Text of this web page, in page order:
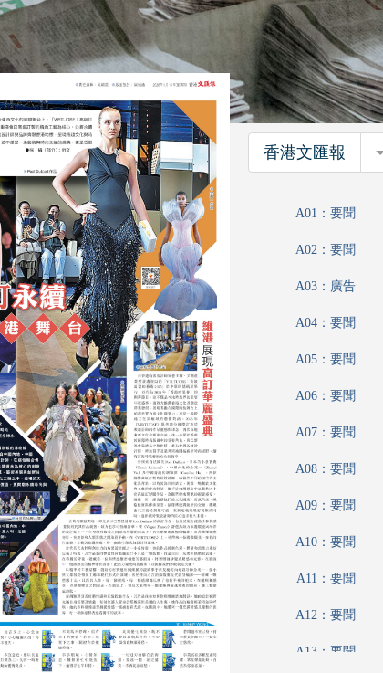
香港文匯報
A01：要聞
A02：要聞
A03：廣告
A04：要聞
A05：要聞
A06：要聞
A07：要聞
A08：要聞
A09：要聞
A10：要聞
A11：要聞
A12：要聞
A13：要聞